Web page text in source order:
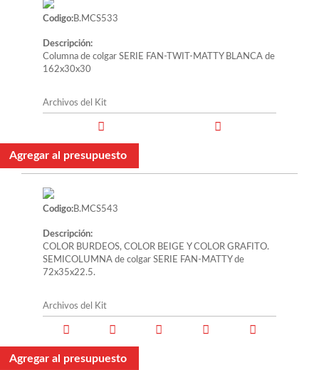
Codigo:B.MCS533
Descripción:
Columna de colgar SERIE FAN-TWIT-MATTY BLANCA de
162x30x30
Archivos del Kit
Agregar al presupuesto
Codigo:B.MCS543
Descripción:
COLOR BURDEOS, COLOR BEIGE Y COLOR GRAFITO.
SEMICOLUMNA de colgar SERIE FAN-MATTY de
72x35x22.5.
Archivos del Kit
Agregar al presupuesto